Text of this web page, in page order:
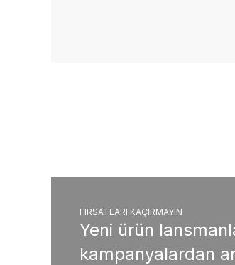
FIRSATLARI KAÇIRMAYIN
Yeni ürün
kampanyalardan